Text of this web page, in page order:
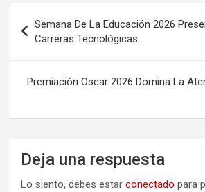
de
entradas
Semana De La Educación 2026
Carreras Tecnológicas.
Premiación Oscar 2026 Domina La
Deja una respuesta
Lo siento, debes estar conectado para